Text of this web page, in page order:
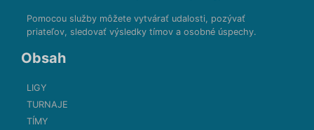
Pomocou služby môžete vytvárať udalosti, pozývať
priateľov, sledovať výsledky tímov a osobné úspechy.
Obsah
LIGY
TURNAJE
TÍMY